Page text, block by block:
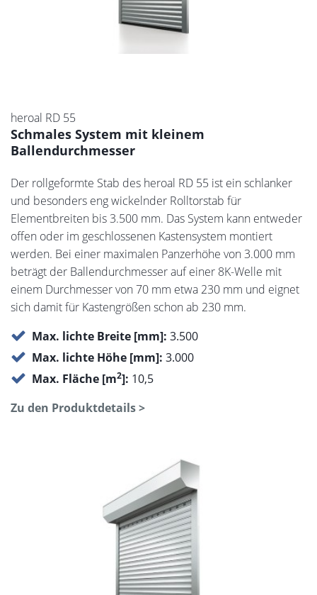
heroal RD 55
Schmales System mit kleinem
Ballendurchmesser
Der rollgeformte Stab des heroal RD 55 ist ein schlanker
und besonders eng wickelnder Rolltorstab für
Elementbreiten bis 3.500 mm. Das System kann entweder
offen oder im geschlossenen Kastensystem montiert
werden. Bei einer maximalen Panzerhöhe von 3.000 mm
beträgt der Ballendurchmesser auf einer 8K-Welle mit
einem Durchmesser von 70 mm etwa 230 mm und eignet
sich damit für Kastengrößen schon ab 230 mm.
Max. lichte Breite [mm]: 3.500
Max. lichte Höhe [mm]: 3.000
Max. Fläche [m2]: 10,5
Zu den Produktdetails >